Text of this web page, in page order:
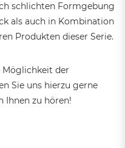
schlichten Formgebung
als auch in Kombination
Produkten dieser Serie.
Möglichkeit der
Sie uns hierzu gerne
Ihnen zu hören!